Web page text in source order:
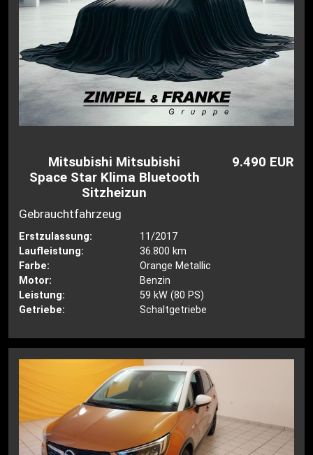
Mitsubishi Mitsubishi
Space Star Klima Bluetooth
Sitzheizun
9.490 EUR
Gebrauchtfahrzeug
Erstzulassung:
11/2017
Laufleistung:
36.800 km
Farbe:
Orange Metallic
Motor:
Benzin
Leistung:
59 kW (80 PS)
Getriebe:
Schaltgetriebe